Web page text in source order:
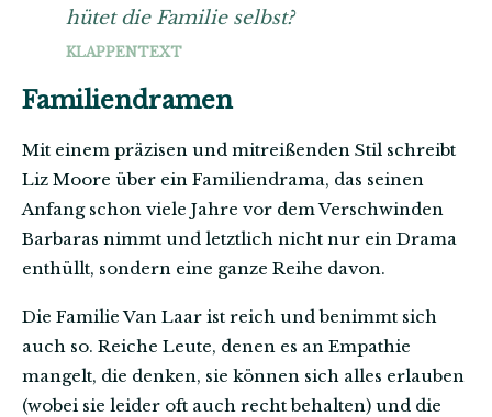
hütet die Familie selbst?
KLAPPENTEXT
Familiendramen
Mit einem präzisen und mitreißenden Stil schreibt
Liz Moore über ein Familiendrama, das seinen
Anfang schon viele Jahre vor dem Verschwinden
Barbaras nimmt und letztlich nicht nur ein Drama
enthüllt, sondern eine ganze Reihe davon.
Die Familie Van Laar ist reich und benimmt sich
auch so. Reiche Leute, denen es an Empathie
mangelt, die denken, sie können sich alles erlauben
(wobei sie leider oft auch recht behalten) und die